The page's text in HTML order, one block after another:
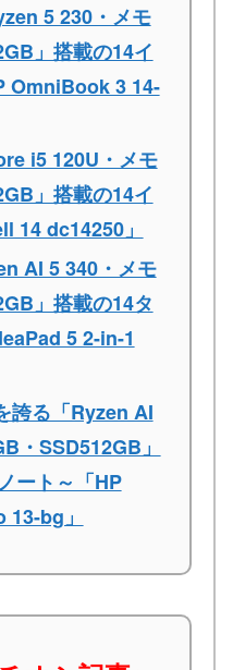
5 230・メモ
」搭載の14イ
OmniBook 3 14-
i5 120U・メモ
」搭載の14イ
14 dc14250」
AI 5 340・メモ
」搭載の14タ
5 2-in-1
誇る「Ryzen AI
・SSD512GB」
ート～「HP
bg」